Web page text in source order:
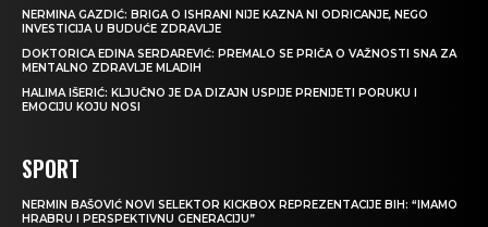
NERMINA GAZDIĆ: BRIGA O ISHRANI NIJE KAZNA NI ODRICANJE, NEGO
INVESTICIJA U BUDUĆE ZDRAVLJE
DOKTORICA EDINA SERDAREVIĆ: PREMALO SE PRIČA O VAŽNOSTI SNA ZA
MENTALNO ZDRAVLJE MLADIH
HALIMA IŠERIĆ: KLJUČNO JE DA DIZAJN USPIJE PRENIJETI PORUKU I
EMOCIJU KOJU NOSI
SPORT
NERMIN BAŠOVIĆ NOVI SELEKTOR KICKBOX REPREZENTACIJE BIH: “IMAMO
HRABRU I PERSPEKTIVNU GENERACIJU”